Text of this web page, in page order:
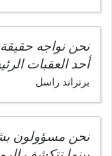
نحن نواجه حقيقة
أحد العقبات
برتراند راسل
نحن مسؤولون